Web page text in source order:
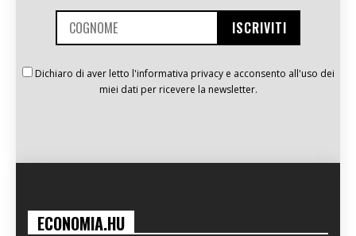
Dichiaro di aver letto l'informativa privacy e acconsento all'uso dei
miei dati per ricevere la newsletter.
ECONOMIA.HU